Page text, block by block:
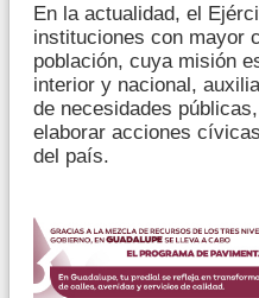
En la actualidad, el
instituciones con mayor
población, cuya misión
interior y nacional,
de necesidades
elaborar acciones
del país.